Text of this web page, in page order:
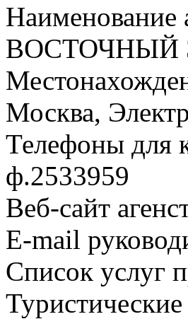
Наименование
ВОСТОЧНЫЙ
Москва,
Телефоны для
ф.2533959
Веб-сайт
E-mail
Список услуг